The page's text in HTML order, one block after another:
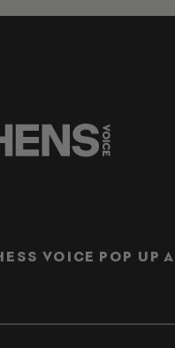
VOICE POP UP